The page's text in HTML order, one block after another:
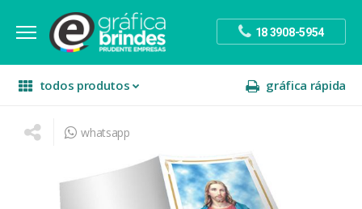
18 3908-5954
todos produtos gráfica rápida
escritório
festa presente
whatsapp